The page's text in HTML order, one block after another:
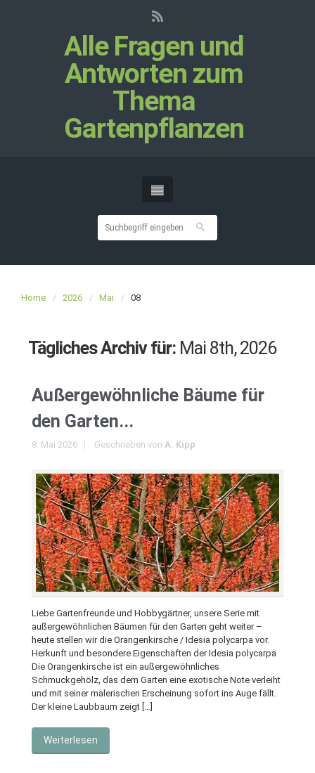
Alle Fragen und
Antworten zum
Thema
Gartenpflanzen
Home 2026 Mai 08
Tägliches Archiv für: Mai 8th, 2026
Außergewöhnliche Bäume für
den Garten...
8. Mai 2026 Geschrieben von A. Kipp
Liebe Gartenfreunde und Hobbygärtner, unsere Serie mit
außergewöhnlichen Bäumen für den Garten geht weiter –
heute stellen wir die Orangenkirsche / Idesia polycarpa vor.
Herkunft und besondere Eigenschaften der Idesia polycarpa
Die Orangenkirsche ist ein außergewöhnliches
Schmuckgehölz, das dem Garten eine exotische Note verleiht
und mit seiner malerischen Erscheinung sofort ins Auge fällt.
Der kleine Laubbaum zeigt […]
Weiterlesen